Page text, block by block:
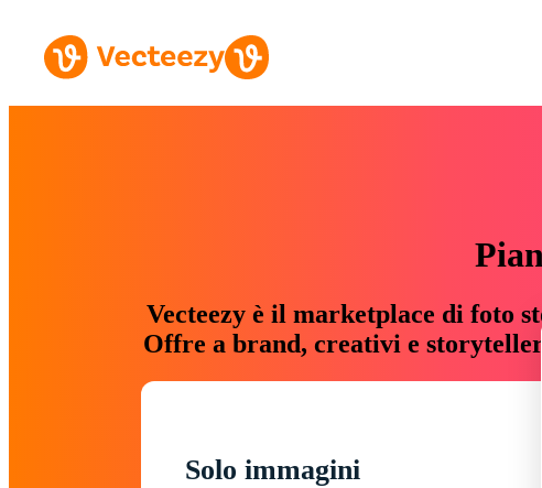
Vecteezy è il marketplace di foto
Offre a brand, creativi e
Solo immagini